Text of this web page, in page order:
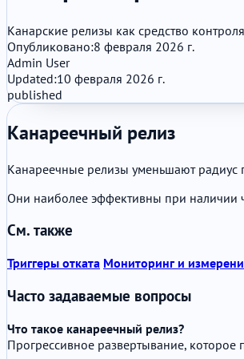
Канарские релизы как средство
Опубликовано:8 февраля 2026 г.
Admin User
Updated:10 февраля 2026 г.
published
Канареечный релиз
Канареечные релизы уменьшают радиус
Они наиболее эффективны при наличии
См. также
Триггеры отката Мониторинг и
Часто задаваемые вопросы
Что такое канареечный релиз?
Прогрессивное развертывание,